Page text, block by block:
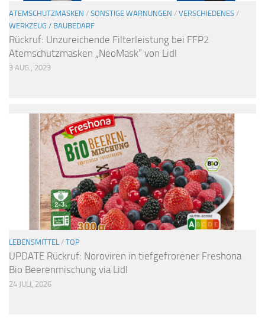
ATEMSCHUTZMASKEN / SONSTIGE WARNUNGEN / VERSCHIEDENES /
WERKZEUG / BAUBEDARF
Rückruf: Unzureichende Filterleistung bei FFP2
Atemschutzmasken „NeoMask“ von Lidl
3 AUG., 2023
LEBENSMITTEL / TOP
UPDATE Rückruf: Noroviren in tiefgefrorener Freshona
Bio Beerenmischung via Lidl
24 JULI, 2026